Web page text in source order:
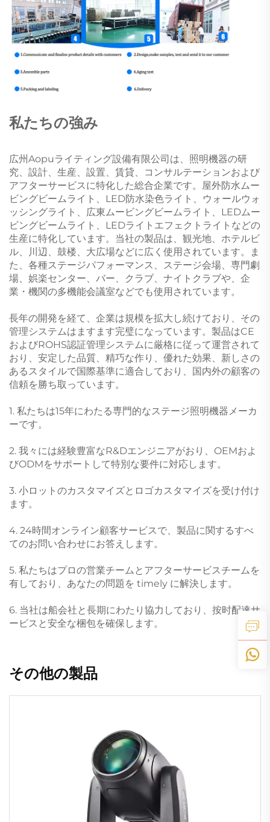
私たちの強み
広州Aopuライティング設備有限公司は、照明機器の研
究、設計、生産、設置、賃貸、コンサルテーションおよび
アフターサービスに特化した総合企業です。屋外防水ムー
ビングビームライト、LED防水染色ライト、ウォールウォ
ッシングライト、広東ムービングビームライト、LEDムー
ビングビームライト、LEDライトエフェクトライトなどの
生産に特化しています。当社の製品は、観光地、ホテルビ
ル、川辺、鼓楼、大広場などに広く使用されています。ま
た、各種ステージパフォーマンス、ステージ会場、専門劇
場、娯楽センター、バー、クラブ、ナイトクラブや、企
業・機関の多機能会議室などでも使用されています。
長年の開発を経て、企業は規模を拡大し続けており、その
管理システムはますます完璧になっています。製品はCE
およびROHS認証管理システムに厳格に従って運営されて
おり、安定した品質、精巧な作り、優れた効果、新しさの
あるスタイルで国際基準に適合しており、国内外の顧客の
信頼を勝ち取っています。
1. 私たちは15年にわたる専門的なステージ照明機器メーカ
ーです。
2. 我々には経験豊富なR&Dエンジニアがおり、OEMおよ
びODMをサポートして特別な要件に対応します。
3. 小ロットのカスタマイズとロゴカスタマイズを受け付け
ます。
4. 24時間オンライン顧客サービスで、製品に関するすべ
てのお問い合わせにお答えします。
5. 私たちはプロの営業チームとアフターサービスチームを
有しており、あなたの問題を timely に解決します。
6. 当社は船会社と長期にわたり協力しており、按时配達サ
ービスと安全な梱包を確保します。
その他の製品